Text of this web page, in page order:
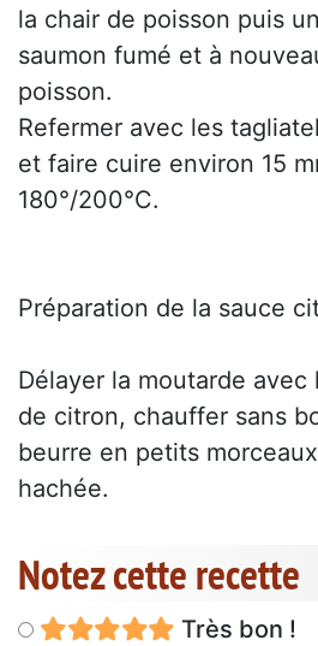
la chair de poisson puis
saumon fumé et à
poisson.
Refermer avec les
et faire cuire environ 15
180°/200°C.
Préparation de la sauce
Délayer la moutarde
de citron, chauffer sans
beurre en petits
hachée.
Notez cette recette
Très bon !